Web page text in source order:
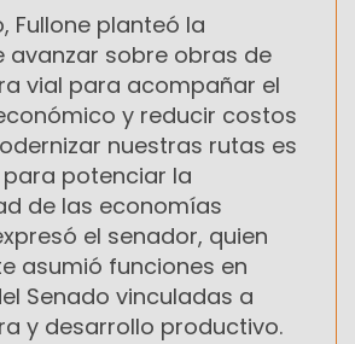
Fullone planteó la
avanzar sobre obras de
vial para acompañar el
y reducir costos
nuestras rutas es
potenciar la
de las economías
el senador, quien
asumió funciones en
Senado vinculadas a
y desarrollo productivo.